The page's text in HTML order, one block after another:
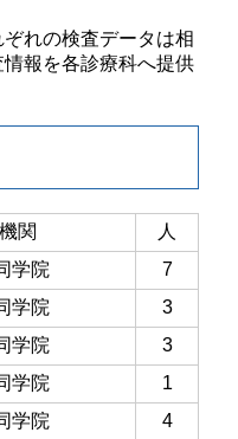
れの検査データは相
報を各診療科へ提供
関
人
学院
7
学院
3
学院
3
学院
1
学院 4